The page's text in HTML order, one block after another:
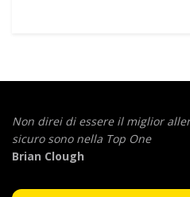
Non direi di essere il miglior
sicuro sono nella Top One
Brian Clough